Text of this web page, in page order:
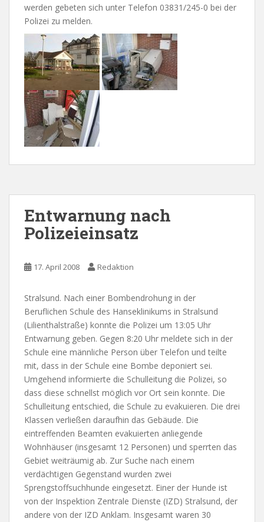
werden gebeten sich unter Telefon 03831/245-0 bei der
Polizei zu melden.
Entwarnung nach
Polizeieinsatz
17. April 2008 Redaktion
Stralsund. Nach einer Bombendrohung in der
Beruflichen Schule des Hanseklinikums in Stralsund
(Lilienthalstraße) konnte die Polizei um 13:05 Uhr
Entwarnung geben. Gegen 8:20 Uhr meldete sich in der
Schule eine männliche Person über Telefon und teilte
mit, dass in der Schule eine Bombe deponiert sei.
Umgehend informierte die Schulleitung die Polizei, so
dass diese schnellst möglich vor Ort sein konnte. Die
Schulleitung entschied, die Schule zu evakuieren. Die drei
Klassen verließen daraufhin das Gebäude. Die
eintreffenden Beamten evakuierten anliegende
Wohnhäuser (insgesamt 12 Personen) und sperrten das
Gebiet weiträumig ab. Zur Suche nach einem
verdächtigen Gegenstand wurden zwei
Sprengstoffsuchhunde eingesetzt. Einer der Hunde ist
von der Inspektion Zentrale Dienste (IZD) Stralsund, der
andere von der IZD Anklam. Insgesamt waren 30